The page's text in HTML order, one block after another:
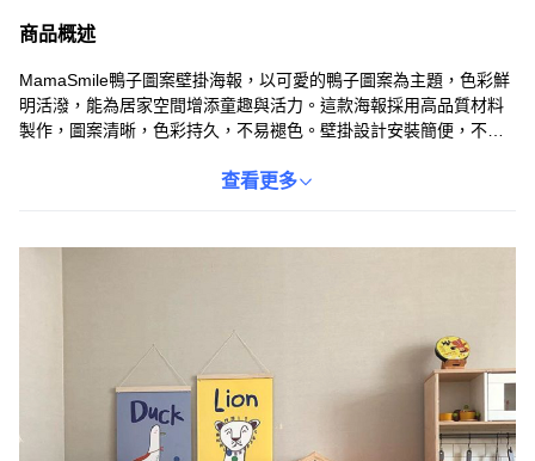
商品概述
MamaSmile鴨子圖案壁掛海報，以可愛的鴨子圖案為主題，色彩鮮
明活潑，能為居家空間增添童趣與活力。這款海報採用高品質材料
製作，圖案清晰，色彩持久，不易褪色。壁掛設計安裝簡便，不需
或臥室，都能成為吸睛的焦點，營造溫馨舒適的氛圍。讓您在家中
查看更多